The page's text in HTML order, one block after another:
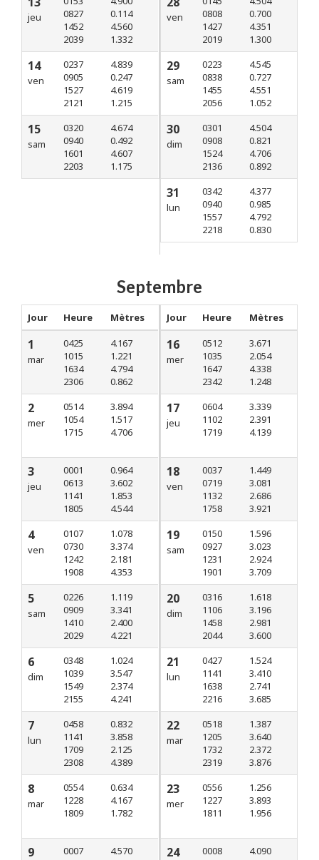
jeu
0827
1452
2039
0.114
4.560
1.332
14
ven
0237
0905
1527
2121
4.839
0.247
4.619
1.215
15
sam
0320
0940
1601
2203
4.674
0.492
4.607
1.175
ven
0808
1427
2019
0.700
4.351
1.300
29
sam
0223
0838
1455
2056
4.545
0.727
4.551
1.052
30
dim
0301
0908
1524
2136
4.504
0.821
4.706
0.892
31
lun
0342
0940
1557
2218
4.377
0.985
4.792
0.830
Septembre
Jour Heure Mètres
1
mar
0425
1015
1634
2306
4.167
1.221
4.794
0.862
2
mer
0514
1054
1715
3.894
1.517
4.706
3
jeu
0001
0613
1141
1805
0.964
3.602
1.853
4.544
4
ven
0107
0730
1242
1908
1.078
3.374
2.181
4.353
5
sam
0226
0909
1410
2029
1.119
3.341
2.400
4.221
6
dim
0348
1039
1549
2155
1.024
3.547
2.374
4.241
7
lun
0458
1141
1709
2308
0.832
3.858
2.125
4.389
8
mar
0554
1228
1809
0.634
4.167
1.782
9
0007
4.570
Jour Heure Mètres
16
mer
0512
1035
1647
2342
3.671
2.054
4.338
1.248
17
jeu
0604
1102
1719
3.339
2.391
4.139
18
ven
0037
0719
1132
1758
1.449
3.081
2.686
3.921
19
sam
0150
0927
1231
1901
1.596
3.023
2.924
3.709
20
dim
0316
1106
1458
2044
1.618
3.196
2.981
3.600
21
lun
0427
1141
1638
2216
1.524
3.410
2.741
3.685
22
mar
0518
1205
1732
2319
1.387
3.640
2.372
3.876
23
mer
0556
1227
1811
1.256
3.893
1.956
24
0008
4.090